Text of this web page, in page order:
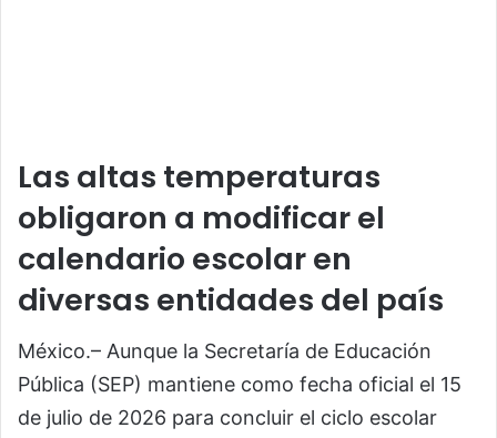
Las altas temperaturas
obligaron a modificar el
calendario escolar en
diversas entidades del país
México.– Aunque la Secretaría de Educación
Pública (SEP) mantiene como fecha oficial el 15
de julio de 2026 para concluir el ciclo escolar